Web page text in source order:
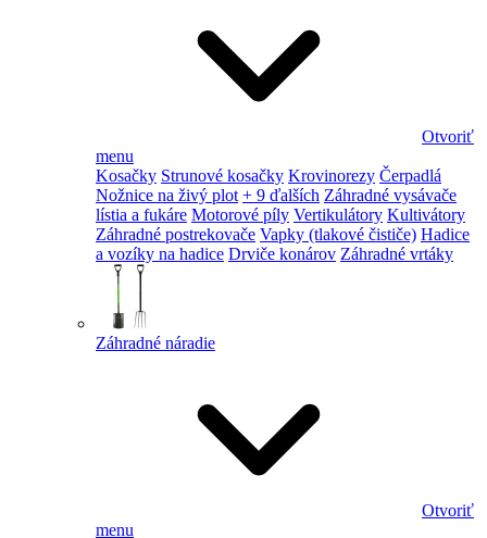
Otvoriť
menu
Kosačky Strunové kosačky Krovinorezy Čerpadlá
Nožnice na živý plot + 9 ďalších Záhradné vysávače
lístia a fukáre Motorové píly Vertikulátory Kultivátory
Záhradné postrekovače Vapky (tlakové čističe) Hadice
a vozíky na hadice Drviče konárov Záhradné vrtáky
Záhradné náradie
Otvoriť
menu